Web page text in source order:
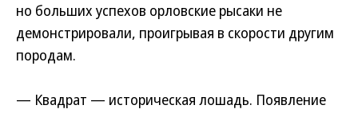
но больших успехов орловские рысаки не
демонстрировали, проигрывая в скорости другим
породам.
— Квадрат — историческая лошадь. Появление